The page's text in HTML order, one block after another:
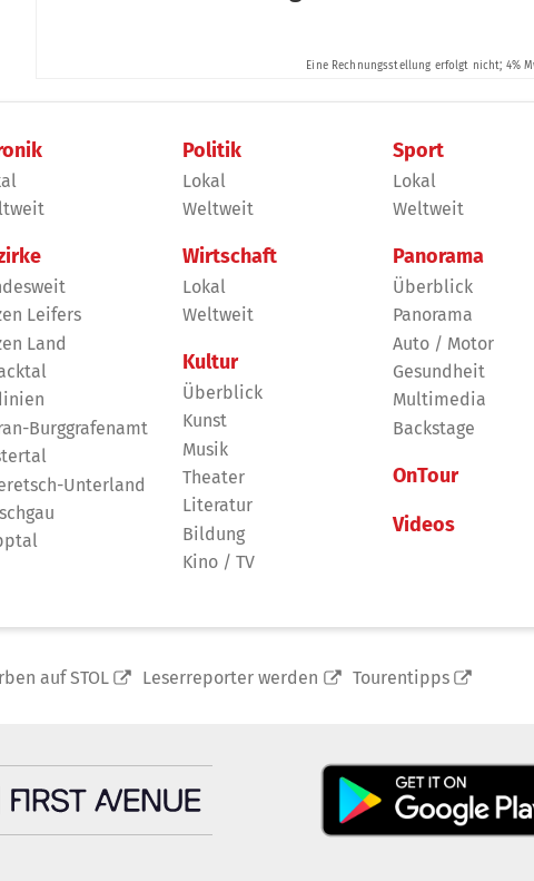
Leifers
Land
Burggrafenamt
Unterland
Politik
Lokal
Weltweit
Wirtschaft
Lokal
Weltweit
Kultur
Überblick
Kunst
Musik
Theater
Literatur
Bildung
Kino / TV
Sport
Lokal
Weltweit
Panorama
Überblick
Panorama
Auto / Motor
Gesundheit
Multimedia
Backstage
OnTour
Videos
auf STOL Leserreporter werden Tourentipps